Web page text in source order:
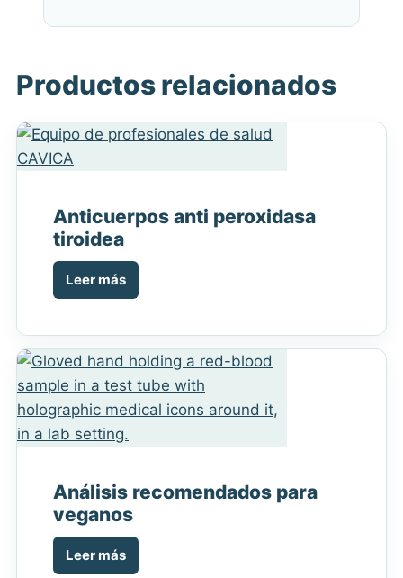
Productos relacionados
Anticuerpos anti peroxidasa
tiroidea
Leer más
Análisis recomendados para
veganos
Leer más